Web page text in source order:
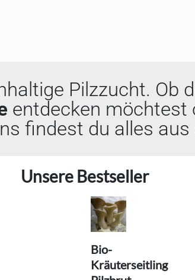
Pilzzucht. Ob
entdecken möchtest
findest du alles aus
Unsere Bestseller
Bio-
Kräuterseitling